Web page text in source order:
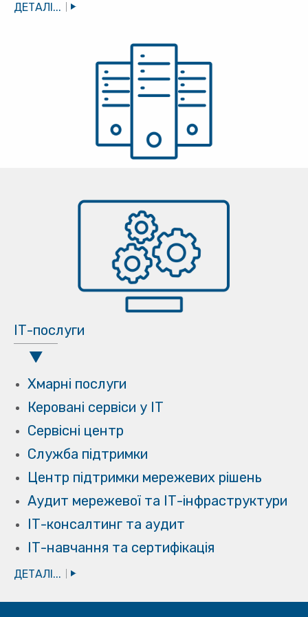
ДЕТАЛІ...
ІТ-послуги
Хмарні послуги
Керовані сервіси у ІТ
Сервісні центр
Служба підтримки
Центр підтримки мережевих рішень
Аудит мережевої та ІТ-інфраструктури
ІТ-консалтинг та аудит
ІТ-навчання та сертифікація
ДЕТАЛІ...